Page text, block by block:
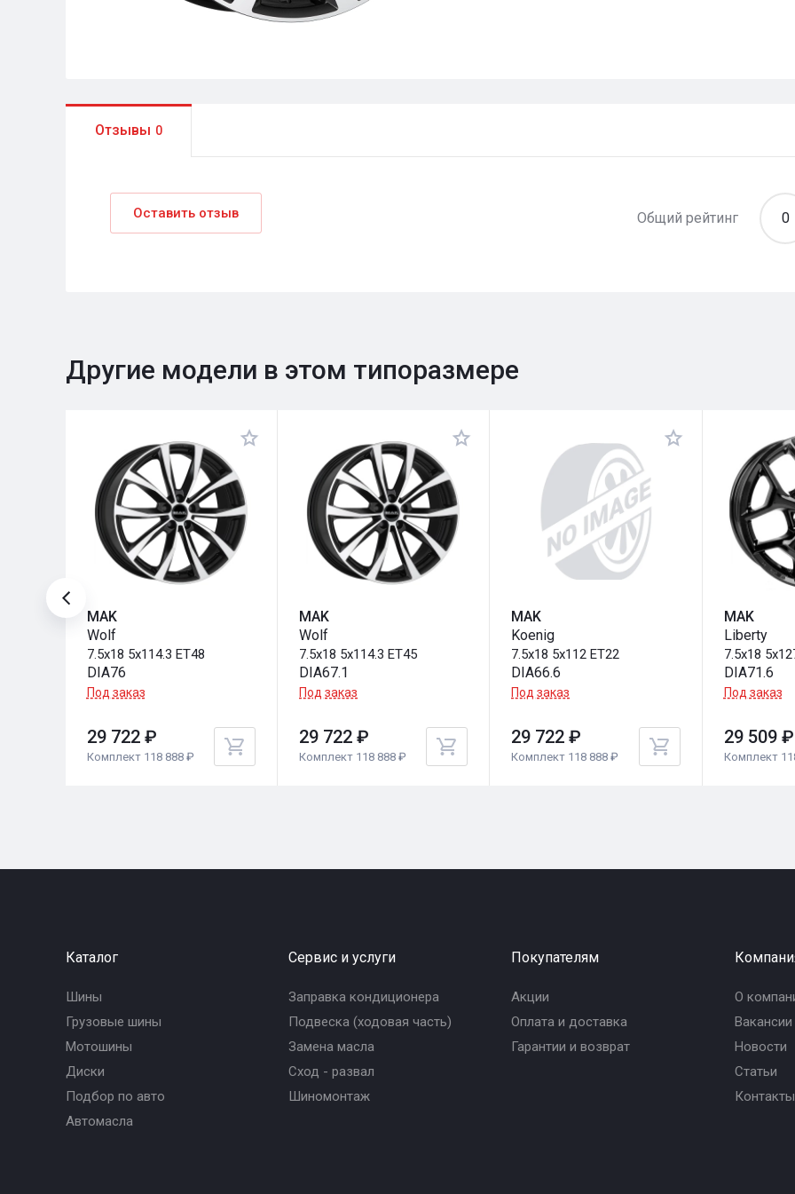
Отзывы 0
Оставить отзыв Общий рейтинг 0
Другие модели в этом типоразмере
MAK
Wolf
7.5x18 5x114.3 ET48
DIA76
Под заказ
29 722 ₽
Комплект 118 888 ₽
MAK
Wolf
7.5x18 5x114.3 ET45
DIA67.1
Под заказ
29 722 ₽
Комплект 118 888 ₽
MAK
Koenig
7.5x18 5x112 ET22
DIA66.6
Под заказ
29 722 ₽
Комплект 118 888 ₽
MAK
Liberty
7.5x18
DIA71.6
Под заказ
29 509 ₽
Комплект
Каталог
Шины
Грузовые шины
Мотошины
Диски
Подбор по авто
Автомасла
Сервис и услуги
Заправка кондиционера
Подвеска (ходовая часть)
Замена масла
Сход - развал
Шиномонтаж
Покупателям
Акции
Оплата и доставка
Гарантии и возврат
О
Вакансии
Новости
Статьи
Контакты